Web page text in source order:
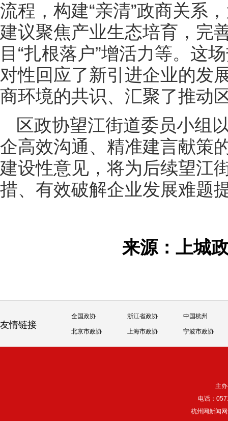
流程，构建“亲清”政商关系
建议聚焦产业生态培育，完
目“扎根落户”增活力等。这
对性回应了新引进企业的发
商环境的共识、汇聚了推动
区政协望江街道委员小组
企高效沟通、精准建言献策
建设性意见，将为后续望江
措、有效破解企业发展难题
来源：上
友情链接
全国政协 浙江省政协 中国杭州
北京市政协 上海市政协 宁波市政协
主
电话：
杭州网新闻